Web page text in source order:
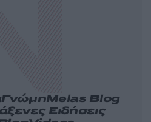
ΓνώμηMelas Blog
Ειδήσεις